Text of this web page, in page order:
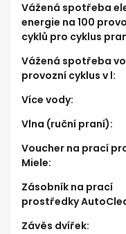
Vážená spotřeba
energie na 100
cyklů pro cyklus
Vážená spotřeba
provozní cyklus v l:
Více vody:
Vlna (ruční praní):
Voucher na prací
Miele:
Zásobník na prací
prostředky
Závěs dvířek: